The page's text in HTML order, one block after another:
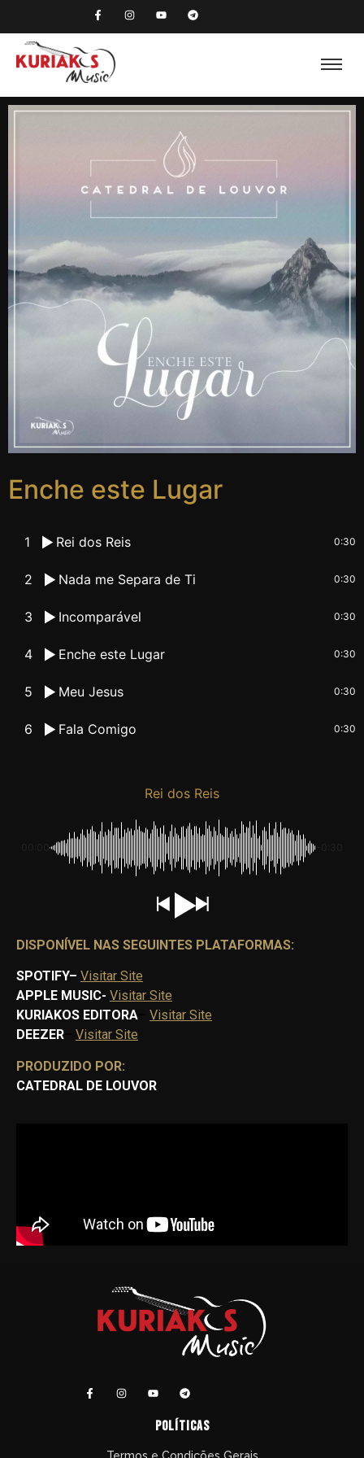
Enche este Lugar
1 Rei dos Reis 0:30
2 Nada me Separa de Ti 0:30
3 Incomparável 0:30
4 Enche este Lugar 0:30
5 Meu Jesus 0:30
6 Fala Comigo 0:30
Rei dos Reis
DISPONÍVEL NAS SEGUINTES PLATAFORMAS:
SPOTIFY– Visitar Site
APPLE MUSIC- Visitar Site
KURIAKOS EDITORA
Visitar Site
DEEZER
Visitar Site
PRODUZIDO POR:
CATEDRAL DE LOUVOR
políticas